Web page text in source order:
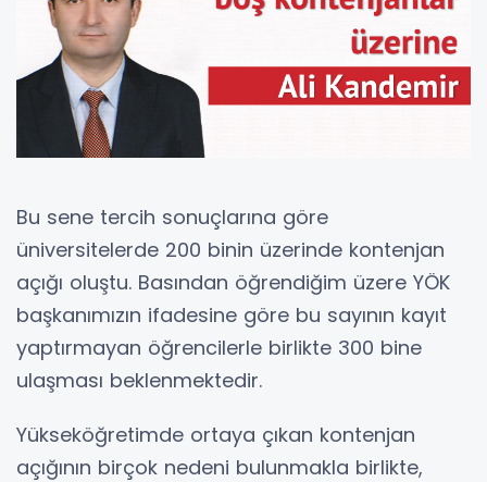
Bu sene tercih sonuçlarına göre
üniversitelerde 200 binin üzerinde kontenjan
açığı oluştu. Basından öğrendiğim üzere YÖK
başkanımızın ifadesine göre bu sayının kayıt
yaptırmayan öğrencilerle birlikte 300 bine
ulaşması beklenmektedir.
Yükseköğretimde ortaya çıkan kontenjan
açığının birçok nedeni bulunmakla birlikte,